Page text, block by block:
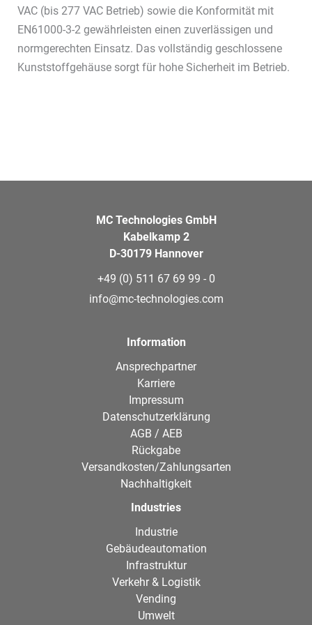
VAC (bis 277 VAC Betrieb) sowie die Konformität mit
EN61000-3-2 gewährleisten einen zuverlässigen und
normgerechten Einsatz. Das vollständig geschlossene
Kunststoffgehäuse sorgt für hohe Sicherheit im Betrieb.
MC Technologies GmbH
Kabelkamp 2
D-30179 Hannover
+49 (0) 511 67 69 99 - 0
info@mc-technologies.com
Information
Ansprechpartner
Karriere
Impressum
Datenschutzerklärung
AGB / AEB
Rückgabe
Versandkosten/Zahlungsarten
Nachhaltigkeit
Industries
Industrie
Gebäudeautomation
Infrastruktur
Verkehr & Logistik
Vending
Umwelt